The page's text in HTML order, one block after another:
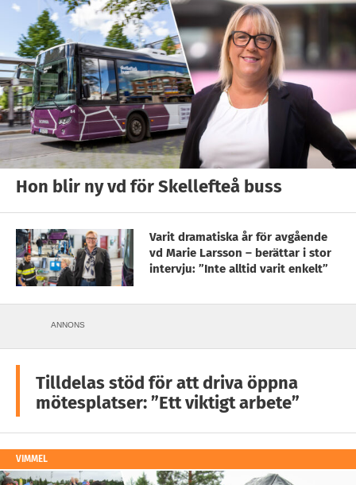
Hon blir ny vd för Skellefteå buss
Varit dramatiska år för avgående
vd Marie Larsson – berättar i stor
intervju: ”Inte alltid varit enkelt”
ANNONS
Tilldelas stöd för att driva öppna
mötesplatser: ”Ett viktigt arbete”
VIMMEL